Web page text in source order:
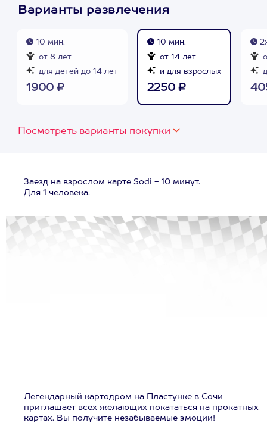
Варианты развлечения
10 мин.
от 8 лет
для детей до 14 лет
1900 ₽
10 мин.
от 14 лет
и для взрослых
2250 ₽
Посмотреть варианты покупки
Заезд на взрослом карте Sodi - 10 минут.
Для 1 человека.
Легендарный картодром на Пластунке в Сочи
приглашает всех желающих покататься на прокатных
картах. Вы получите незабываемые эмоции!